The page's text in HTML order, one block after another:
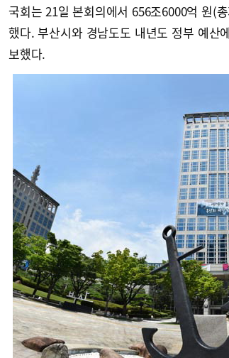
국회는 21일 본회의에서 656조6000억 원(
했다. 부산시와 경남도도 내년도 정부 예산
보했다.